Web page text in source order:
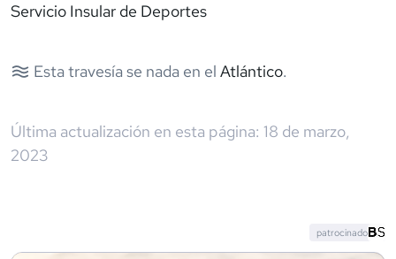
Servicio Insular de Deportes
Esta travesía se nada en el Atlántico.
Última actualización en esta página: 18 de marzo,
2023
patrocinado